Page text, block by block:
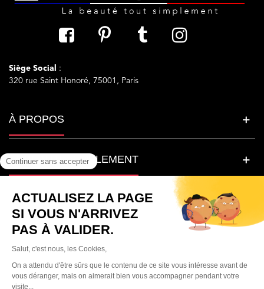
Siège Social
:
320 rue Saint Honoré, 75001, Paris
À PROPOS
LA BEAUTE SIMPLEMENT
BESOIN D'AIDE ?